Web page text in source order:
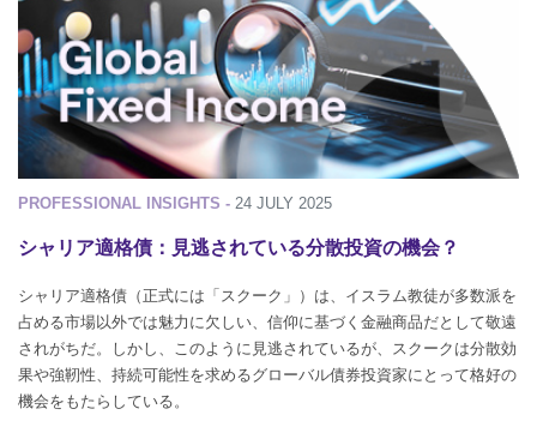
PROFESSIONAL INSIGHTS - 24 JULY 2025
シャリア適格債：見逃されている分散投資の機会？
シャリア適格債（正式には「スクーク」）は、イスラム教徒が多数派を
占める市場以外では魅力に欠しい、信仰に基づく金融商品だとして敬遠
されがちだ。しかし、このように見逃されているが、スクークは分散効
果や強靭性、持続可能性を求めるグローバル債券投資家にとって格好の
機会をもたらしている。